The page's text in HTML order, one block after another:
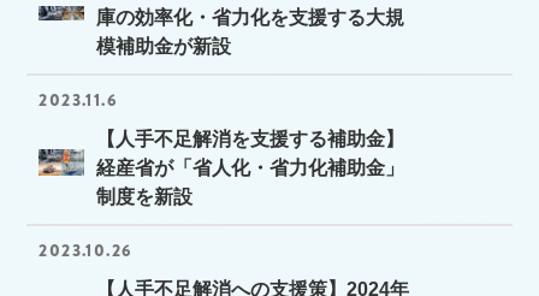
庫の効率化・省力化を支援する大規
模補助金が新設
2023.11.6
【人手不足解消を支援する補助金】
経産省が「省人化・省力化補助金」
制度を新設
2023.10.26
【人手不足解消への支援策】2024年